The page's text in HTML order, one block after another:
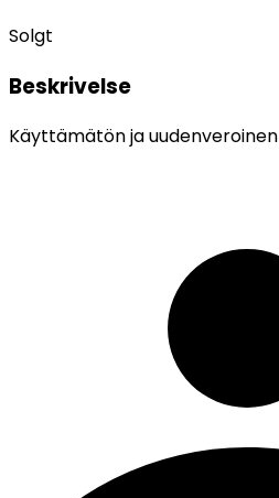
Solgt
Beskrivelse
Käyttämätön ja